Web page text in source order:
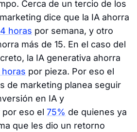
Cerca de un tercio de los
dice que la IA ahorra
horas por semana, y otro
más de 15. En el caso del
la IA generativa ahorra
por pieza. Por eso el
de marketing planea seguir
en IA y
por eso el 75% de quienes ya
que les dio un retorno